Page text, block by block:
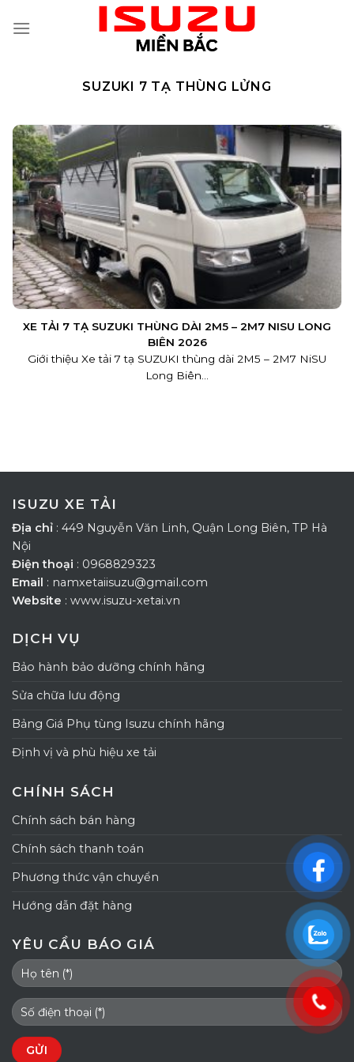
SUZUKI 7 TẠ THÙNG LỬNG
XE TẢI 7 TẠ SUZUKI THÙNG DÀI 2M5 – 2M7 NISU LONG
BIÊN 2026
Giới thiệu Xe tải 7 tạ SUZUKI thùng dài 2M5 – 2M7 NiSU
Long Biên...
ISUZU XE TẢI
Địa chỉ : 449 Nguyễn Văn Linh, Quận Long Biên, TP Hà
Nội
Điện thoại : 0968829323
Email : namxetaiisuzu@gmail.com
Website : www.isuzu-xetai.vn
DỊCH VỤ
Bảo hành bảo dưỡng chính hãng
Sửa chữa lưu động
Bảng Giá Phụ tùng Isuzu chính hãng
Định vị và phù hiệu xe tải
CHÍNH SÁCH
Chính sách bán hàng
Chính sách thanh toán
Phương thức vận chuyển
Hướng dẫn đặt hàng
YÊU CẦU BÁO GIÁ